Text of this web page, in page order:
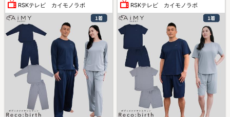
RSKテレビ カイモノラボ RSKテレビ カイモノラボ